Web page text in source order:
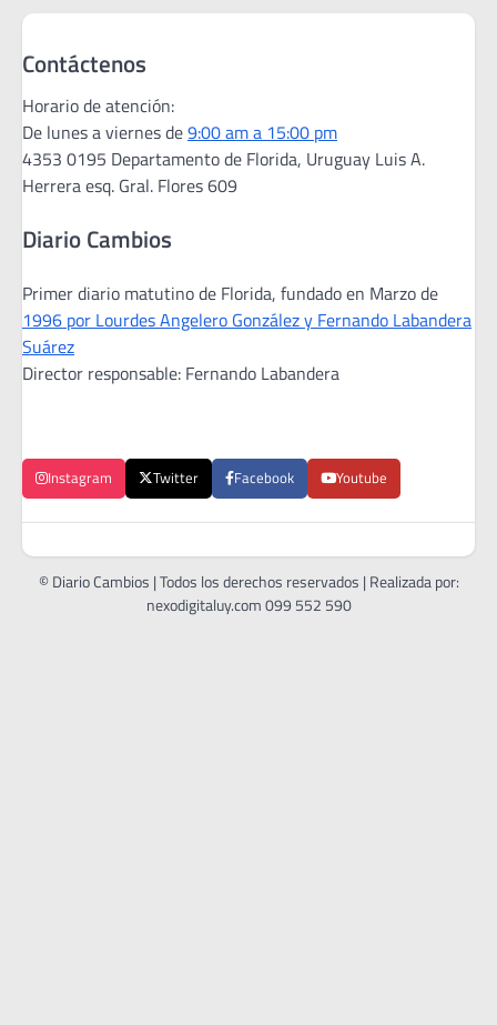
Contáctenos
Horario de atención:
De lunes a viernes de9:00 am a 15:00 pm
4353 0195 Departamento de Florida, Uruguay Luis A.
Herrera esq. Gral. Flores 609
Diario Cambios
Primer diario matutino de Florida, fundado en Marzo de
1996 por Lourdes Angelero González y Fernando Labandera
Suárez
Director responsable: Fernando Labandera
Instagram Twitter Facebook Youtube